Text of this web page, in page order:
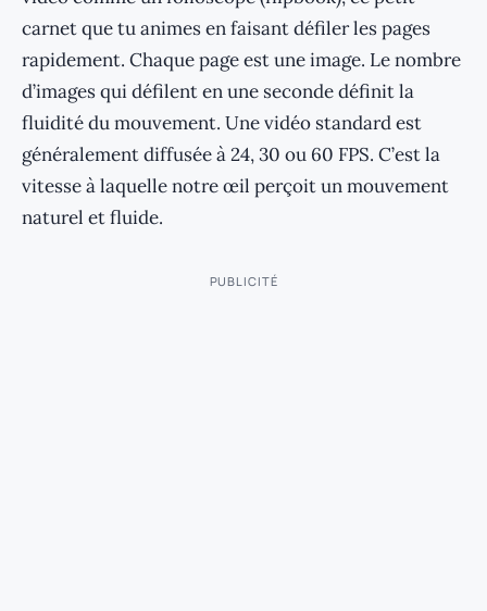
carnet que tu animes en faisant défiler les pages
rapidement. Chaque page est une image. Le nombre
d’images qui défilent en une seconde définit la
fluidité du mouvement. Une vidéo standard est
généralement diffusée à 24, 30 ou 60 FPS. C’est la
vitesse à laquelle notre œil perçoit un mouvement
naturel et fluide.
PUBLICITÉ